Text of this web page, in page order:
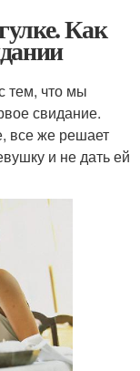
Как
тем, что мы
свидание.
все же решает
и не дать ей